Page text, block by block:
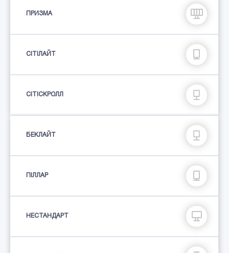
ПРИЗМА
СIТIЛАЙТ
СІТІСКРОЛЛ
БЕКЛАЙТ
ПIЛЛАР
НЕСТАНДАРТ